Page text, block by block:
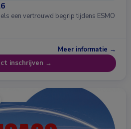
een vertrouwd begrip tijdens ESMO
Meer informatie →
inschrijven →